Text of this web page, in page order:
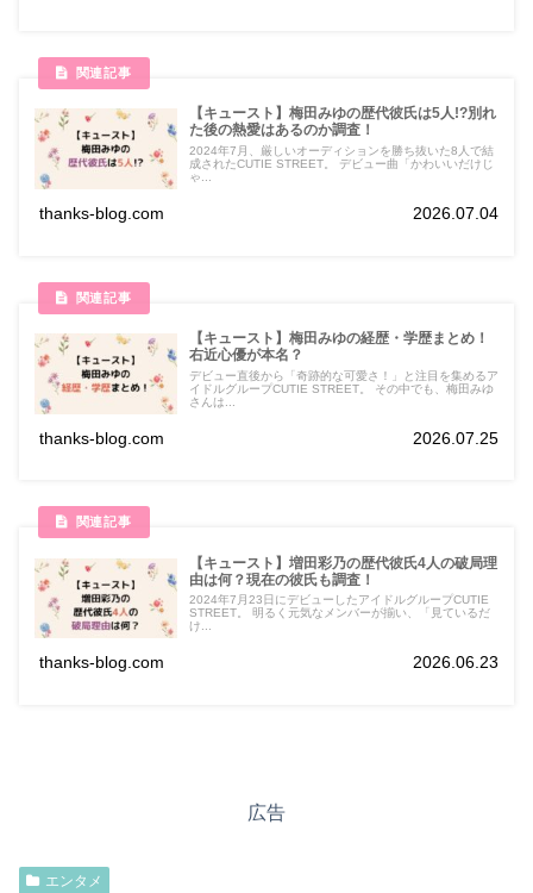
【キュースト】梅田みゆの歴代彼氏は5人!?別れ
た後の熱愛はあるのか調査！
2024年7月、厳しいオーディションを勝ち抜いた8人で結
成されたCUTIE STREET。 デビュー曲「かわいいだけじ
ゃ...
thanks-blog.com 2026.07.04
【キュースト】梅田みゆの経歴・学歴まとめ！
右近⼼優が本名？
デビュー直後から「奇跡的な可愛さ！」と注目を集めるア
イドルグループCUTIE STREET。 その中でも、梅田みゆ
さんは...
thanks-blog.com 2026.07.25
【キュースト】増田彩乃の歴代彼氏4人の破局理
由は何？現在の彼氏も調査！
2024年7月23日にデビューしたアイドルグループCUTIE
STREET。 明るく元気なメンバーが揃い、「見ているだ
け...
thanks-blog.com 2026.06.23
広告
エンタメ